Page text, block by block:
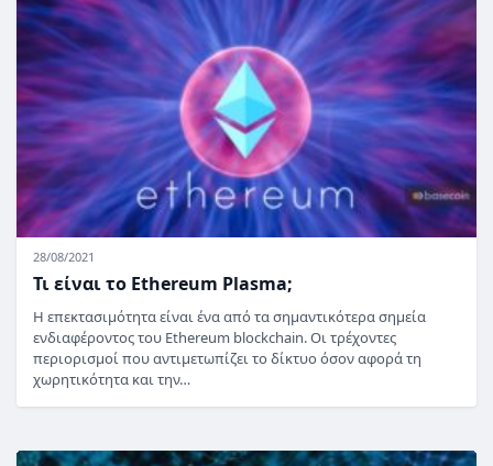
28/08/2021
Τι είναι το Ethereum Plasma;
Η επεκτασιμότητα είναι ένα από τα σημαντικότερα σημεία
ενδιαφέροντος του Ethereum blockchain. Οι τρέχοντες
περιορισμοί που αντιμετωπίζει το δίκτυο όσον αφορά τη
χωρητικότητα και την…